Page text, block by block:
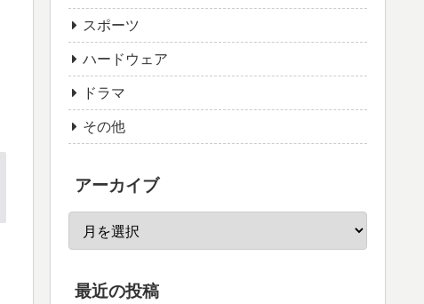
スポーツ
ハードウェア
ドラマ
その他
アーカイブ
最近の投稿